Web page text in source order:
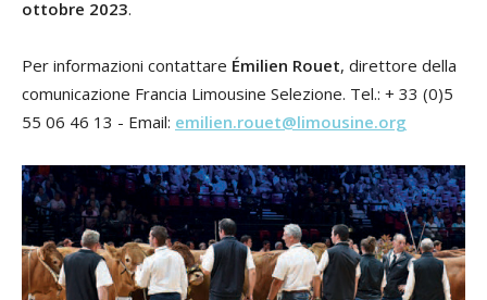
ottobre 2023.
Per informazioni contattare Émilien Rouet, direttore della
comunicazione Francia Limousine Selezione. Tel.: + 33 (0)5
55 06 46 13 - Email: emilien.rouet@limousine.org